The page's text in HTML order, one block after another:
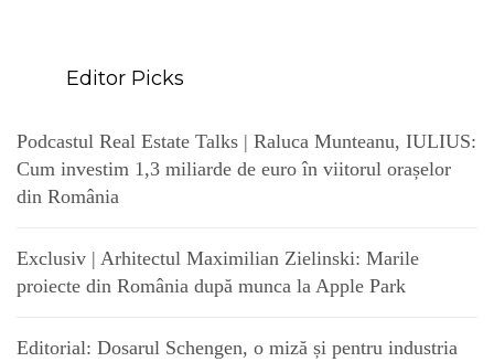
Editor Picks
Podcastul Real Estate Talks | Raluca Munteanu, IULIUS:
Cum investim 1,3 miliarde de euro în viitorul orașelor
din România
Exclusiv | Arhitectul Maximilian Zielinski: Marile
proiecte din România după munca la Apple Park
Editorial: Dosarul Schengen, o miză și pentru industria